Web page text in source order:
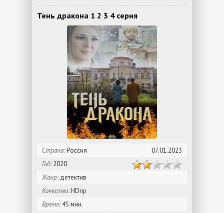
Тень дракона 1 2 3 4 серия
Страна:Россия
07.01.2023
Год:2020
Жанр:детектив
Качество:HDrip
Время:45 мин.